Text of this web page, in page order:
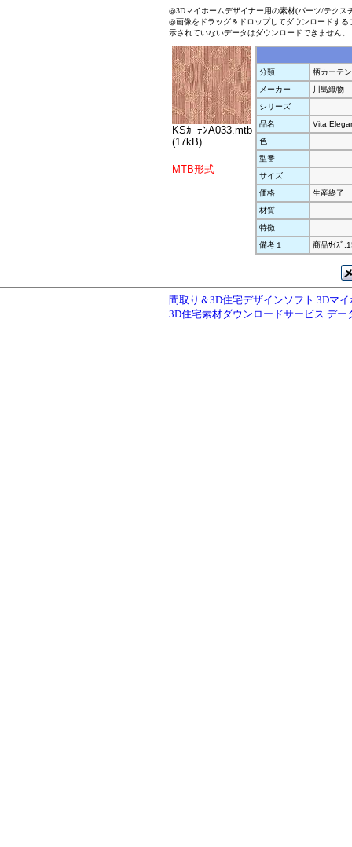
◎3Dマイホームデザイナー用の素材(パーツ/テクス
◎画像をドラッグ＆ドロップしてダウンロードす
示されていないデータはダウンロードできません。
KSｶｰﾃﾝA033.mtb
(17kB)
MTB形式
分類
柄カーテン
メーカー
川島織物
シリーズ
品名
Vita
色
型番
サイズ
価格
生産終了
材質
特徴
備考１
商品ｻｲｽﾞ
間取り＆3D住宅デザインソフト 3Dマ
3D住宅素材ダウンロードサービス デー